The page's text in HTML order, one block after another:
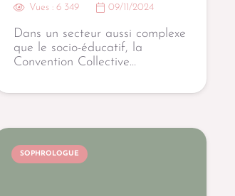
Vues : 6 349 09/11/2024
Dans un secteur aussi complexe
que le socio-éducatif, la
Convention Collective…
SOPHROLOGUE